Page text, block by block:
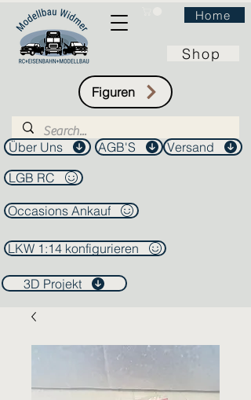
Home
Shop
Figuren
Über Uns AGB'S
Versand
LGB RC
Occasions Ankauf
LKW 1:14 konfigurieren
3D Projekt